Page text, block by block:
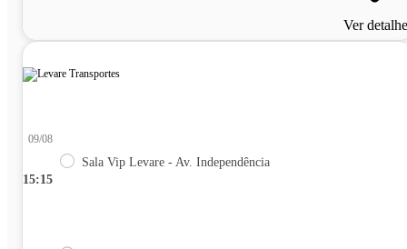
Ver
15:15
09/08
Sala Vip Levare - Av. Independência